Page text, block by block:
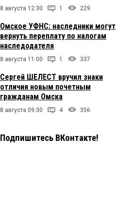
8 августа 12:30 1 229
Омское УФНС: наследники могут
вернуть переплату по налогам
наследодателя
8 августа 11:00 1 337
Сергей ШЕЛЕСТ вручил знаки
отличия новым почетным
гражданам Омска
8 августа 09:30 4 356
Подпишитесь ВКонтакте!